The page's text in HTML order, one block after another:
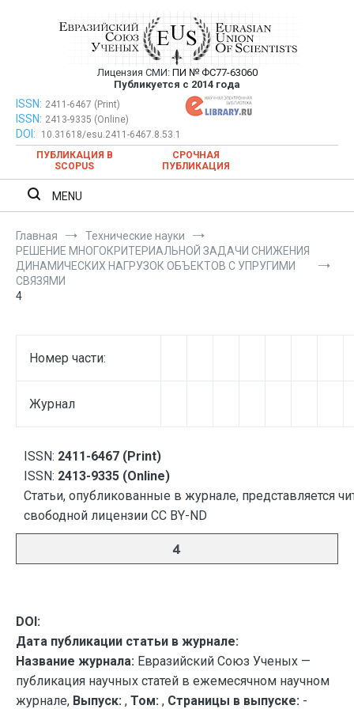
Евразийский Союз Ученых —
публикация научных статей в
ежемесячном научном журнале
Лицензия СМИ: ПИ № ФС77-63060
Публикуется с 2014 года
Евразийский Союз Ученых — публикация научных статей в
ежемесячном научном журнале
ISSN: 2411-6467 (Print)
ISSN: 2413-9335 (Online)
DOI:
10.31618/esu.2411-6467.8.53.1
ПУБЛИКАЦИЯ В
SCOPUS
СРОЧНАЯ
ПУБЛИКАЦИЯ
MENU
Главная
Технические науки
РЕШЕНИЕ МНОГОКРИТЕРИАЛЬНОЙ ЗАДАЧИ СНИЖЕНИЯ
ДИНАМИЧЕСКИХ НАГРУЗОК ОБЪЕКТОВ С УПРУГИМИ
СВЯЗЯМИ
4
Номер части:
Журнал
ISSN: 2411-6467 (Print)
ISSN: 2413-9335 (Online)
Статьи, опубликованные в журнале, представляется
свободной лицензии CC BY-ND
4
DOI:
Дата публикации статьи в журнале:
Название журнала: Евразийский Союз Ученых —
публикация научных статей в ежемесячном научном
журнале, Выпуск: , Том: , Страницы в выпуске: -